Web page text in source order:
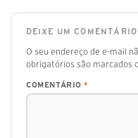
DEIXE UM COMENTÁRIO
O seu endereço de e-mail
obrigatórios são marcados
COMENTÁRIO *